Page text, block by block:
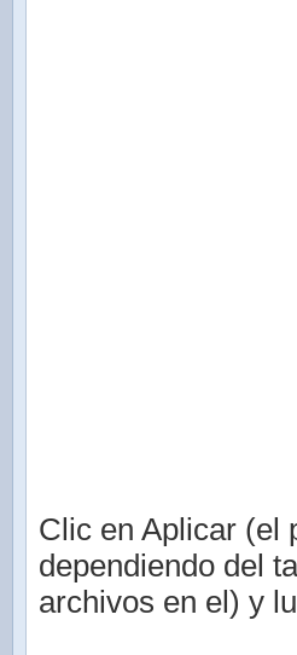
Clic en Aplicar (el
dependiendo del
archivos en el) y